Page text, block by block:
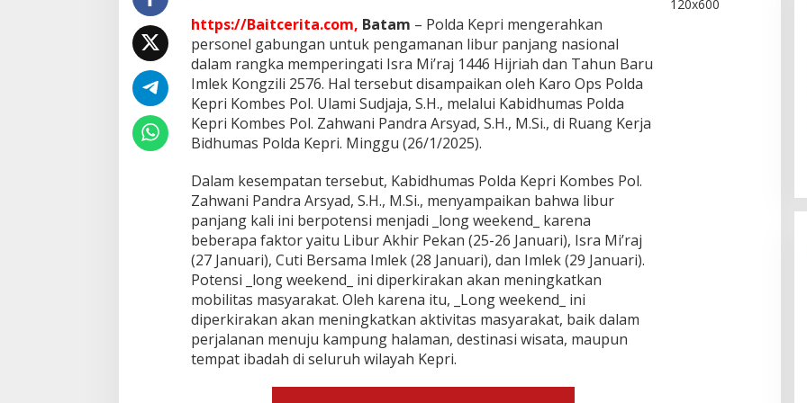
I
s
r
a
M
i
r
a
a
n
I
m
e
k
https://Baitcerita.com, Batam – Polda Kepri mengerahkan
personel gabungan untuk pengamanan libur panjang nasional
dalam rangka memperingati Isra Mi’raj 1446 Hijriah dan Tahun Baru
Imlek Kongzili 2576. Hal tersebut disampaikan oleh Karo Ops Polda
Kepri Kombes Pol. Ulami Sudjaja, S.H., melalui Kabidhumas Polda
Kepri Kombes Pol. Zahwani Pandra Arsyad, S.H., M.Si., di Ruang Kerja
Bidhumas Polda Kepri. Minggu (26/1/2025).
Dalam kesempatan tersebut, Kabidhumas Polda Kepri Kombes Pol.
Zahwani Pandra Arsyad, S.H., M.Si., menyampaikan bahwa libur
panjang kali ini berpotensi menjadi _long weekend_ karena
beberapa faktor yaitu Libur Akhir Pekan (25-26 Januari), Isra Mi’raj
(27 Januari), Cuti Bersama Imlek (28 Januari), dan Imlek (29 Januari).
Potensi _long weekend_ ini diperkirakan akan meningkatkan
mobilitas masyarakat. Oleh karena itu, _Long weekend_ ini
diperkirakan akan meningkatkan aktivitas masyarakat, baik dalam
perjalanan menuju kampung halaman, destinasi wisata, maupun
tempat ibadah di seluruh wilayah Kepri.
Bukan Unsur Pidana, Kasus Anak
Dibawa Tanpa Izin di Lubuk Baja
Dihentikan
Di Batam, Berita, Berita Utama, Daerah, Hukum,